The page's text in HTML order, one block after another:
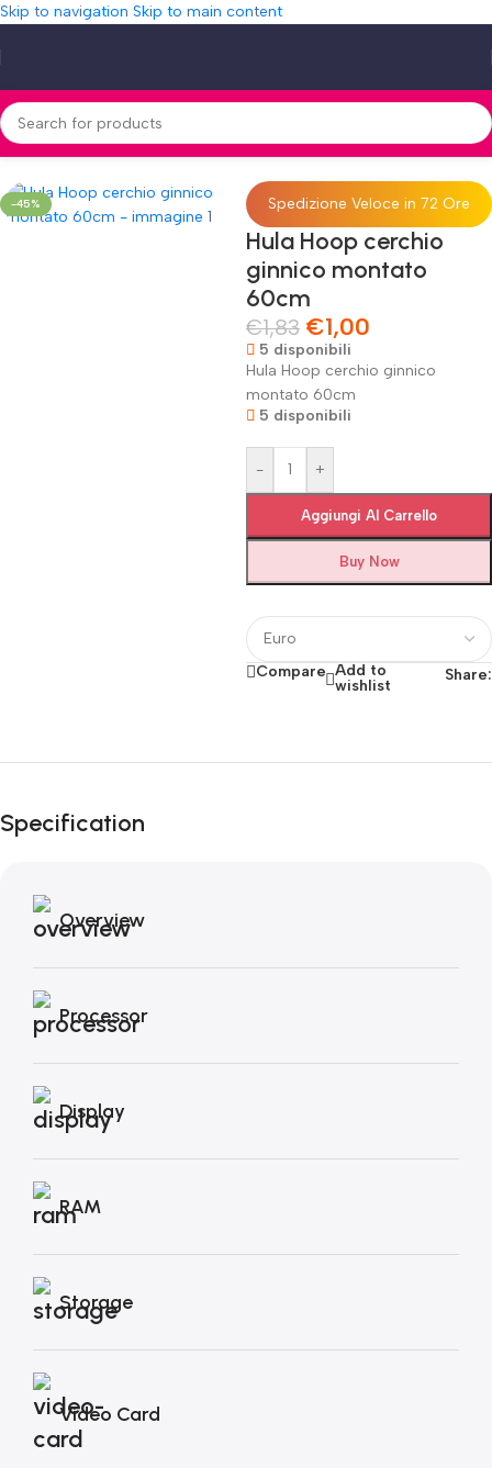
Skip to navigation Skip to main content
Home»Shop»Hula Hoop cerchio ginnico montato 60cm
-45% Spedizione Veloce in 72 Ore
Hula Hoop cerchio
ginnico montato
60cm
€1,83 €1,00
5 disponibili
Hula Hoop cerchio ginnico
montato 60cm
5 disponibili
- +
Aggiungi Al Carrello
Buy Now
Compare Add to
wishlist
Share:
Black Friday di
Specification
Overview
Processor
Display
RAM
Storage
Video Card